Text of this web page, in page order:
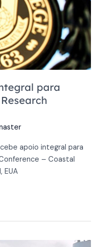
para
apoio integral para
– Coastal
EUA